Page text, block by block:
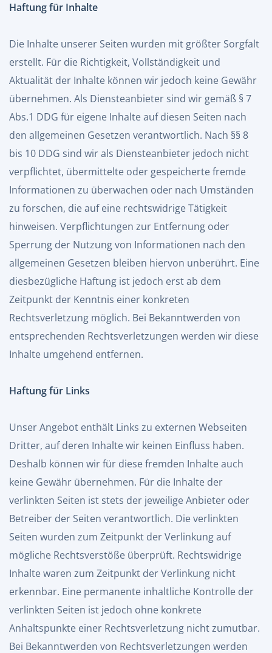
Haftung für Inhalte
Die Inhalte unserer Seiten wurden mit größter Sorgfalt
erstellt. Für die Richtigkeit, Vollständigkeit und
Aktualität der Inhalte können wir jedoch keine Gewähr
übernehmen. Als Diensteanbieter sind wir gemäß § 7
Abs.1 DDG für eigene Inhalte auf diesen Seiten nach
den allgemeinen Gesetzen verantwortlich. Nach §§ 8
bis 10 DDG sind wir als Diensteanbieter jedoch nicht
verpflichtet, übermittelte oder gespeicherte fremde
Informationen zu überwachen oder nach Umständen
zu forschen, die auf eine rechtswidrige Tätigkeit
hinweisen. Verpflichtungen zur Entfernung oder
Sperrung der Nutzung von Informationen nach den
allgemeinen Gesetzen bleiben hiervon unberührt. Eine
diesbezügliche Haftung ist jedoch erst ab dem
Zeitpunkt der Kenntnis einer konkreten
Rechtsverletzung möglich. Bei Bekanntwerden von
entsprechenden Rechtsverletzungen werden wir diese
Inhalte umgehend entfernen.
Haftung für Links
Unser Angebot enthält Links zu externen Webseiten
Dritter, auf deren Inhalte wir keinen Einfluss haben.
Deshalb können wir für diese fremden Inhalte auch
keine Gewähr übernehmen. Für die Inhalte der
verlinkten Seiten ist stets der jeweilige Anbieter oder
Betreiber der Seiten verantwortlich. Die verlinkten
Seiten wurden zum Zeitpunkt der Verlinkung auf
mögliche Rechtsverstöße überprüft. Rechtswidrige
Inhalte waren zum Zeitpunkt der Verlinkung nicht
erkennbar. Eine permanente inhaltliche Kontrolle der
verlinkten Seiten ist jedoch ohne konkrete
Anhaltspunkte einer Rechtsverletzung nicht zumutbar.
Bei Bekanntwerden von Rechtsverletzungen werden